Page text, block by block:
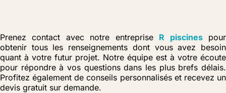
Prenez contact avec notre entreprise R piscinespour
obtenir tous les renseignements dont vous avez besoin
quant à votre futur projet. Notre équipe est à votre écoute
pour répondre à vos questions dans les plus brefs délais.
Profitez également de conseils personnalisés et recevez un
devis gratuit sur demande.